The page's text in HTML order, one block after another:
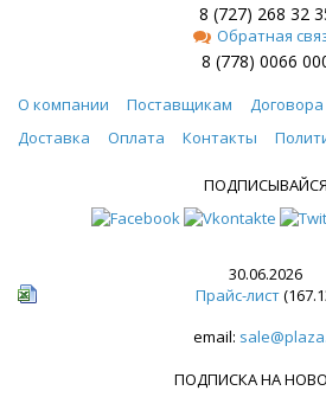
8 (727) 268 32
Обратная
8 (778) 0066
О компании Поставщикам Договора
Доставка
Оплата Контакты
ПОДПИСЫВАЙСЯ
30.06.2026
Прайс-лист
email:
ПОДПИСКА НА